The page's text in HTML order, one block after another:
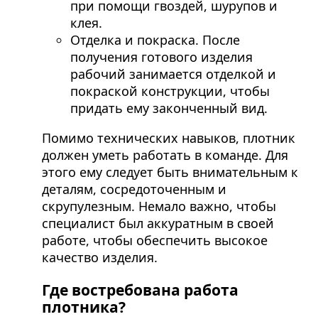
при помощи гвоздей, шурупов и
клея.
Отделка и покраска. После
получения готового изделия
рабочий занимается отделкой и
покраской конструкции, чтобы
придать ему законченный вид.
Помимо технических навыков, плотник
должен уметь работать в команде. Для
этого ему следует быть внимательным к
деталям, сосредоточенным и
скрупулезным. Немало важно, чтобы
специалист был аккуратным в своей
работе, чтобы обеспечить высокое
качество изделия.
Где востребована работа
плотника?